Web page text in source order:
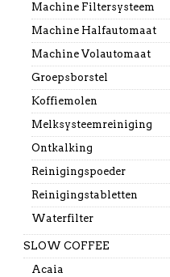
Machine Filtersysteem
Machine Halfautomaat
Machine Volautomaat
Groepsborstel
Koffiemolen
Melksysteemreiniging
Ontkalking
Reinigingspoeder
Reinigingstabletten
Waterfilter
SLOW COFFEE
Acaia